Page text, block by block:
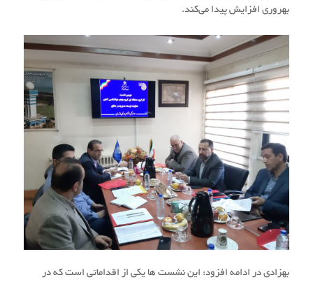
بهروری افزایش پیدا می‌کند.
بهزادی در ادامه افزود: این نشست ها یکی از اقداماتی است که در